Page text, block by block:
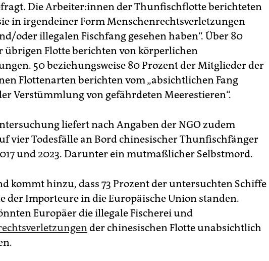
Die Ar­bei­te­r:in­nen der Thunfischflotte berichteten
in irgendeiner Form Menschenrechtsverletzungen
oder illegalen Fischfang gesehen haben“. Über 80
übrigen Flotte berichten von körperlichen
50 beziehungsweise 80 Prozent der Mitglieder der
Flottenarten berichten vom „absichtlichen Fang
Verstümmlung von gefährdeten Meerestieren“.
liefert nach Angaben der NGO zudem
vier Todesfälle an Bord chinesischer Thunfischfänger
und 2023. Darunter ein mutmaßlicher Selbstmord.
kommt hinzu, dass 73 Prozent der untersuchten Schiffe
der Importeure in die Europäische Union standen.
Europäer die illegale Fischerei und
der chinesischen Flotte unabsichtlich